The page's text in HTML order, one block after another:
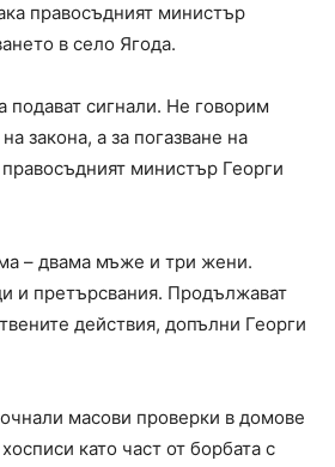
правосъдният министър
в село Ягода.
подават сигнали. Не говорим
закона, а за погазване на
правосъдният министър Георги
– двама мъже и три жени.
и претърсвания. Продължават
действия, допълни Георги
масови проверки в домове
като част от борбата с